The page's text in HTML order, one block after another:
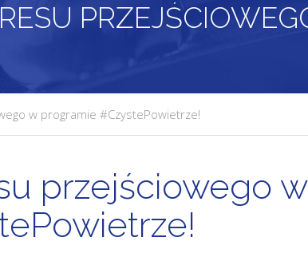
w programie #CzystePowietrze!
przejściowego w